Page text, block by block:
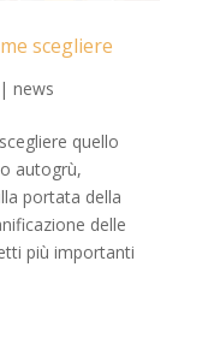
scegliere
| news
quello
autogrù,
portata della
delle
più importanti